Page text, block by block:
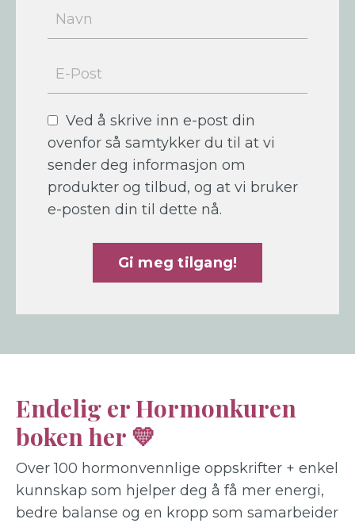
Ved å skrive inn e-post din
ovenfor så samtykker du til at vi
sender deg informasjon om
produkter og tilbud, og at vi bruker
e-posten din til dette nå.
Gi meg tilgang!
Endelig er Hormonkuren
boken her 💛
Over 100 hormonvennlige oppskrifter + enkel
kunnskap som hjelper deg å få mer energi,
bedre balanse og en kropp som samarbeider